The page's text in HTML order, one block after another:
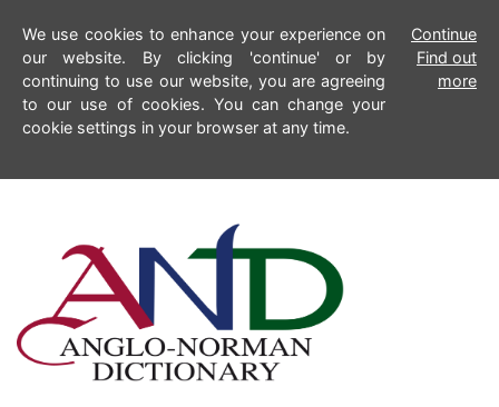
We use cookies to enhance your experience on
our website. By clicking 'continue' or by
continuing to use our website, you are agreeing
to our use of cookies. You can change your
cookie settings in your browser at any time.
Continue
Find out
more